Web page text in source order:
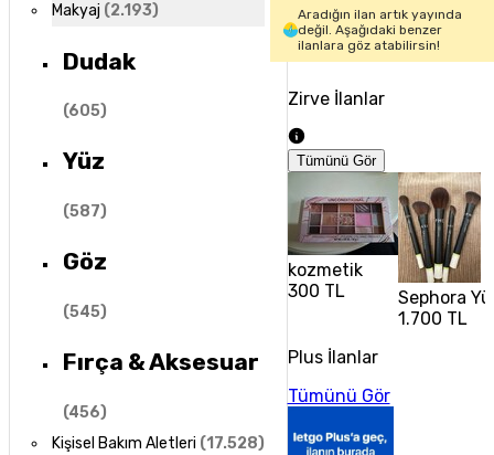
Makyaj (2.193)
Dudak
(605)
Yüz
(587)
Göz
(545)
Fırça & Aksesuar
(456)
Kişisel Bakım Aletleri (17.528)
Aradığın ilan artık yayında
değil. Aşağıdaki benzer
ilanlara göz atabilirsin!
Zirve İlanlar
Tümünü Gör
kozmetik
300 TL
Sephora
1.700 TL
Plus İlanlar
Tümünü Gör